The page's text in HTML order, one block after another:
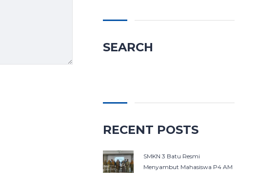
SEARCH
RECENT POSTS
SMKN 3 Batu Resmi
Menyambut Mahasiswa P4 AM